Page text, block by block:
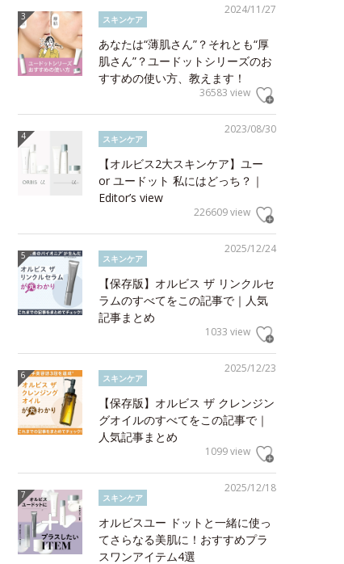
2024/11/27
スキンケア
あなたは“薄肌さん”？それとも“厚
肌さん”？ユードットシリーズのお
すすめの使い方、教えます！
36583 view
2023/08/30
スキンケア
【オルビス2大スキンケア】ユー
or ユードット 私にはどっち？｜
Editor’s view
226609 view
2025/12/24
スキンケア
【保存版】オルビス ザ リンクルセ
ラムのすべてをこの記事で｜人気
記事まとめ
1033 view
2025/12/23
スキンケア
【保存版】オルビス ザ クレンジン
グオイルのすべてをこの記事で｜
人気記事まとめ
1099 view
2025/12/18
スキンケア
オルビスユー ドットと一緒に使っ
てさらなる美肌に！おすすめプラ
スワンアイテム4選